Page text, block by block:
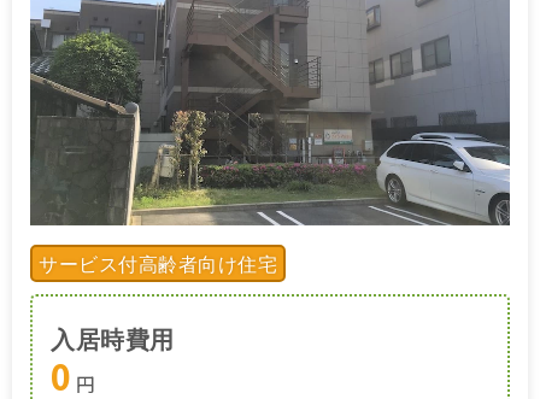
サービス付高齢者向け住宅
入居時費用
0 円